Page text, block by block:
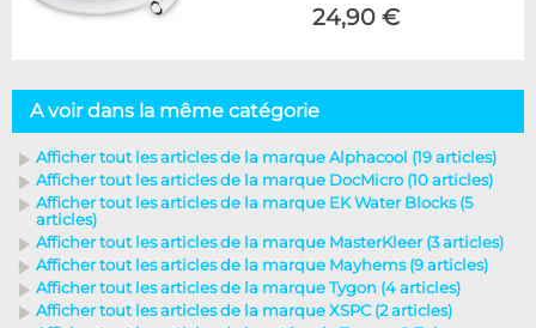
24,90 €
A voir dans la même catégorie
Afficher tout les articles de la marque Alphacool (19 articles)
Afficher tout les articles de la marque DocMicro (10 articles)
Afficher tout les articles de la marque EK Water Blocks (5
articles)
Afficher tout les articles de la marque MasterKleer (3 articles)
Afficher tout les articles de la marque Mayhems (9 articles)
Afficher tout les articles de la marque Tygon (4 articles)
Afficher tout les articles de la marque XSPC (2 articles)